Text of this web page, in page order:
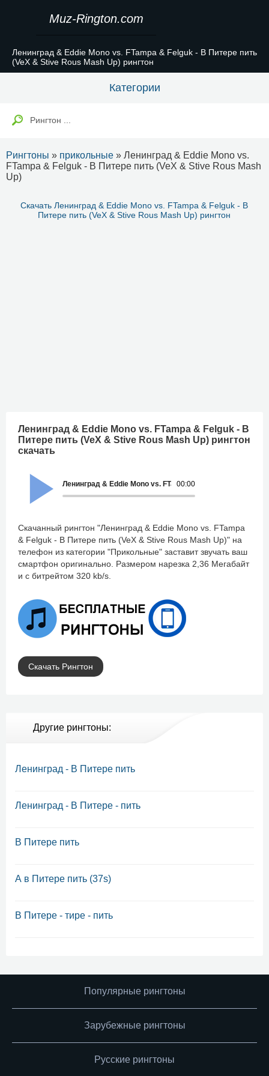
Muz-Rington.com
Ленинград & Eddie Mono vs. FTampa & Felguk - В Питере пить
(VeX & Stive Rous Mash Up) рингтон
Категории
Рингтоны » прикольные » Ленинград & Eddie Mono vs.
FTampa & Felguk - В Питере пить (VeX & Stive Rous Mash
Up)
Скачать Ленинград & Eddie Mono vs. FTampa & Felguk - В
Питере пить (VeX & Stive Rous Mash Up) рингтон
Ленинград & Eddie Mono vs. FTampa & Felguk - В
Питере пить (VeX & Stive Rous Mash Up) рингтон
скачать
00:00
Ленинград & Eddie Mono vs. FTampa & Felguk - В Питере
Скачанный рингтон "Ленинград & Eddie Mono vs. FTampa
& Felguk - В Питере пить (VeX & Stive Rous Mash Up)" на
телефон из категории "Прикольные" заставит звучать ваш
смартфон оригинально. Размером нарезка 2,36 Мегабайт
и с битрейтом 320 kb/s.
Скачать Рингтон
Другие рингтоны:
Ленинград - В Питере пить
Ленинград - В Питере - пить
В Питере пить
А в Питере пить (37s)
В Питере - тире - пить
Популярные рингтоны
Зарубежные рингтоны
Русские рингтоны